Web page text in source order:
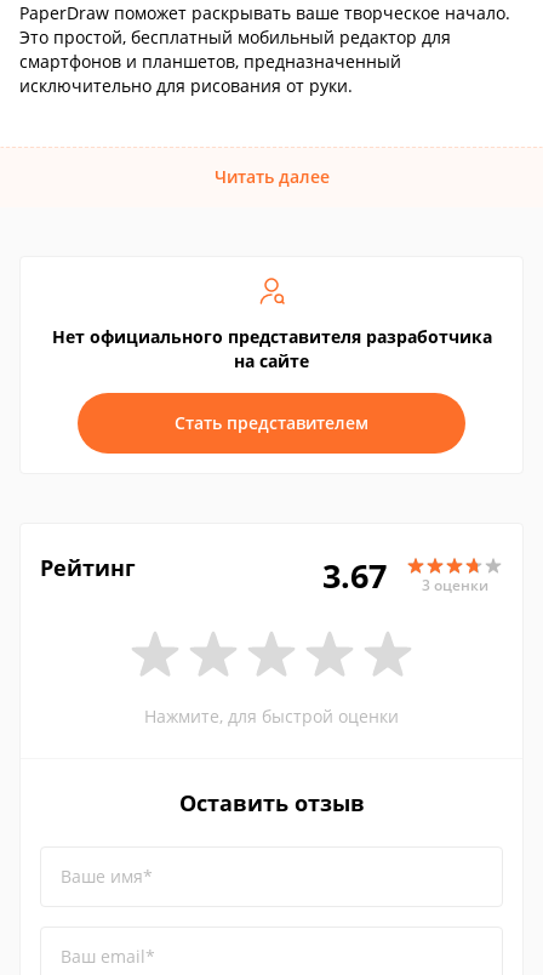
PaperDraw поможет раскрывать ваше творческое начало.
Это простой, бесплатный мобильный редактор для
смартфонов и планшетов, предназначенный
исключительно для рисования от руки.
Читать далее
Нет официального представителя разработчика
на сайте
Стать представителем
Рейтинг 3.67 3 оценки
Нажмите, для быстрой оценки
Оставить отзыв
Ваше имя*
Ваш email*